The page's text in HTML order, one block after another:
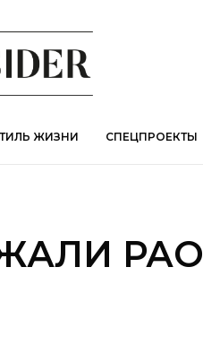
ЖИЗНИ СПЕЦПРОЕКТЫ
РАО